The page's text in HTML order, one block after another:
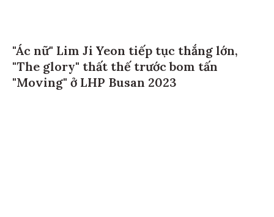
"Ác nữ" Lim Ji Yeon tiếp tục thắng lớn,
"The glory" thất thế trước bom tấn
"Moving" ở LHP Busan 2023